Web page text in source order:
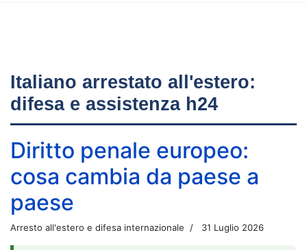
Italiano arrestato all'estero:
difesa e assistenza h24
Diritto penale europeo:
cosa cambia da paese a
paese
Arresto all'estero e difesa internazionale 31 Luglio 2026